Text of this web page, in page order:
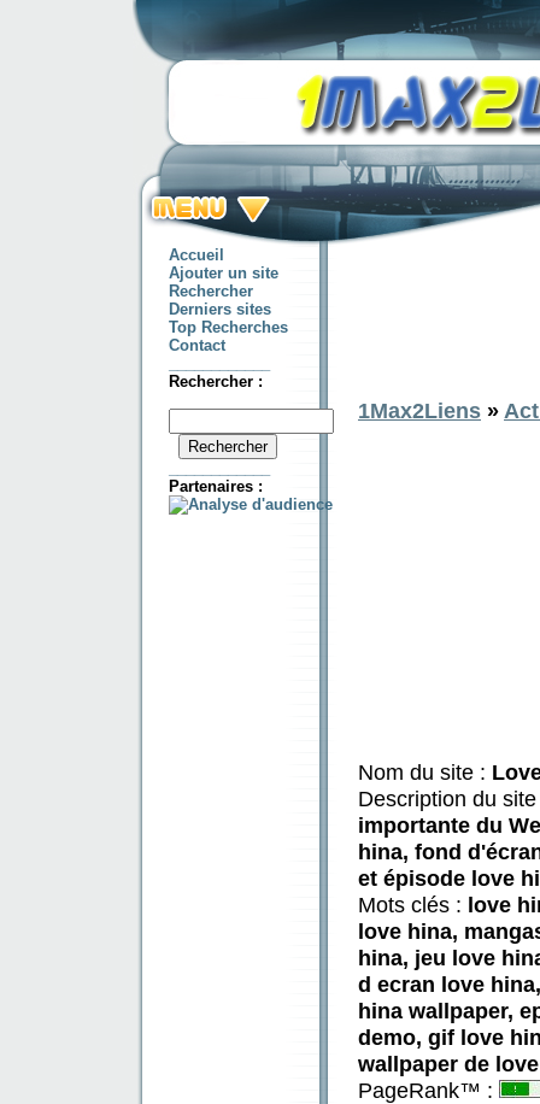
Accueil
Ajouter un site
Rechercher
Derniers sites
Top Recherches
Contact
Rechercher :
Partenaires :
1Max2Liens »
Nom du site :
Description du
importante du
hina, fond
et épisode love
Mots clés : love
love hina,
hina, jeu love
d ecran love
hina wallpaper,
demo, gif love
wallpaper de
PageRank™ :